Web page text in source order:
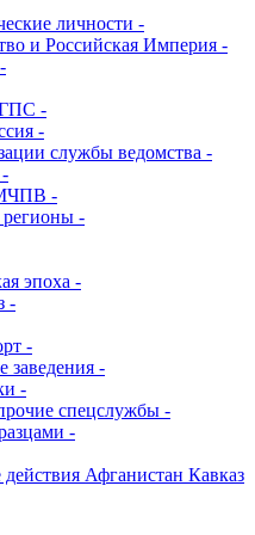
личности -
и Российская Империя -
-
-
службы ведомства -
-
-
эпоха -
-
-
заведения -
-
спецслужбы -
-
Афганистан Кавказ